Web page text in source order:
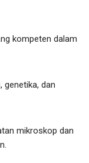
kompeten dalam
genetika, dan
mikroskop dan